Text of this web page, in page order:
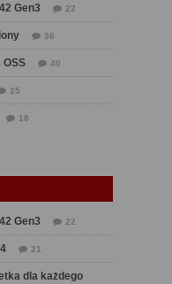
Gen3 22
36
OSS 40
25
18
Gen3 22
21
dla każdego